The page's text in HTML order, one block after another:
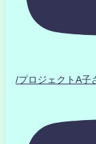
/プロジェクトA